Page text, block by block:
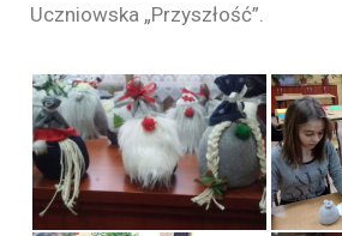
Uczniowska „Przyszłość”.